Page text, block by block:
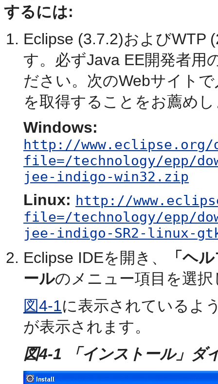
するには:
Eclipse (3.7.2)およびWTP
す。必ずJava EE開発者用
ださい。次のWebサイト
を取得することをお薦め
Windows:
http://www.eclipse.org/
file=/technology/epp/
jee-indigo-win32.zip
Linux: http://
file=/technology/epp/
jee-indigo-SR2-linux-
Eclipse IDEを開き、
「ヘ
ールのメニュー項目を選
図4-1に表示されているよ
が表示されます。
図4-1 「インストール」ダ